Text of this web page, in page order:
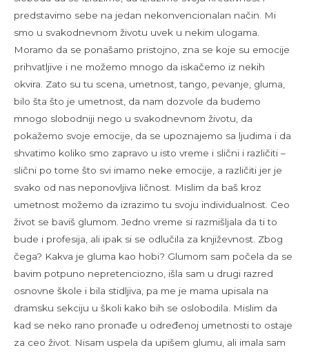
predstavimo sebe na jedan nekonvencionalan način. Mi
smo u svakodnevnom životu uvek u nekim ulogama.
Moramo da se ponašamo pristojno, zna se koje su emocije
prihvatljive i ne možemo mnogo da iskačemo iz nekih
okvira. Zato su tu scena, umetnost, tango, pevanje, gluma,
bilo šta što je umetnost, da nam dozvole da budemo
mnogo slobodniji nego u svakodnevnom životu, da
pokažemo svoje emocije, da se upoznajemo sa ljudima i da
shvatimo koliko smo zapravo u isto vreme i slični i različiti –
slični po tome što svi imamo neke emocije, a različiti jer je
svako od nas neponovljiva ličnost. Mislim da baš kroz
umetnost možemo da izrazimo tu svoju individualnost. Ceo
život se baviš glumom. Jedno vreme si razmišljala da ti to
bude i profesija, ali ipak si se odlučila za književnost. Zbog
čega? Kakva je gluma kao hobi? Glumom sam počela da se
bavim potpuno nepretenciozno, išla sam u drugi razred
osnovne škole i bila stidljiva, pa me je mama upisala na
dramsku sekciju u školi kako bih se oslobodila. Mislim da
kad se neko rano pronađe u određenoj umetnosti to ostaje
za ceo život. Nisam uspela da upišem glumu, ali imala sam